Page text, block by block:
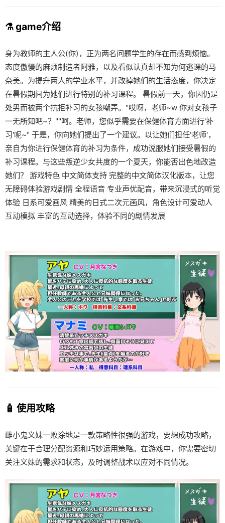
⚗️ game介绍
身为教师的主人公(你)，正为两名问题学生的存在而感到烦恼。
态度傲慢的麻烦制造者阿雅，以及看似认真却不知为何逃课的马
奈美。为提升两人的学业水平，并改掉她们的生活态度，你决定
在暑假期间为她们进行特别的补习课程。 暑假前一天，你因仍是
处男而被两个抗拒补习的女孩嘲弄。"哎呀，老师~w 你对女孩子
一无所知吧~？""呵。老师，您似乎需要在保健体育方面进行'补
习'呢~" 于是，你向她们提出了一个建议。以让她们担任'老师'，
亲自为你进行保健体育的补习为条件，成功说服她们接受暑假的
补习课程。与这些叛逆少女共度的一个夏天，你能否出色地改造
她们？ 游戏特色 中文简体支持 完整的中文简体汉化版本，让您
无障碍体验游戏剧情 全程语音 专业声优配音，带来沉浸式的听觉
体验 日系可爱画风 精美的日式二次元画风，角色设计可爱动人
互动模拟 丰富的互动选择，体验不同的剧情发展
🧴 使用攻略
雌小鬼义妹一败涂地是一款策略性很强的游戏，要想成功攻略，
关键在于合理分配资源和巧妙运用策略。在游戏中，你需要密切
关注义妹的需求和状态，及时调整战术以应对不同情况。